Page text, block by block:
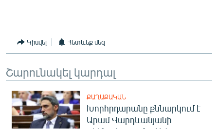
«Ազատության» բոլոր կայքերը
Կիսվել Հետևեք մեզ
Շարունակել կարդալ
ՔԱՂԱՔԱԿԱՆ
Խորհրդարանը քննարկում է
Արամ Վարդևանյանի